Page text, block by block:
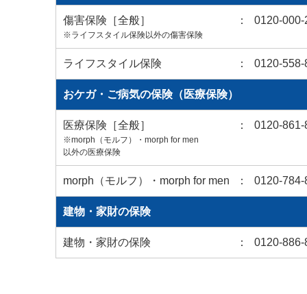
傷害保険［全般］
※ライフスタイル保険以外の傷害保険
： 0120-000-
ライフスタイル保険 ： 0120-558-
おケガ・ご病気の保険（医療保険）
医療保険［全般］
※morph（モルフ）・morph for men
以外の医療保険
： 0120-861-
morph（モルフ）・morph for men ： 0120-784-
建物・家財の保険
建物・家財の保険 ： 0120-886-